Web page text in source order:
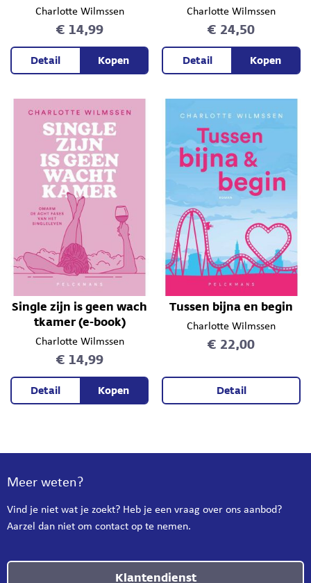
Charlotte Wilmssen
€ 14,99
Detail Kopen
Charlotte Wilmssen
€ 24,50
Detail Kopen
Single zijn is geen wach
tkamer (e-book)
Charlotte Wilmssen
€ 14,99
Detail Kopen
Tussen bijna en begin
Charlotte Wilmssen
€ 22,00
Detail
Meer weten?
Vind je niet wat je zoekt? Heb je een vraag over ons aanbod?
Aarzel dan niet om contact op te nemen.
Klantendienst